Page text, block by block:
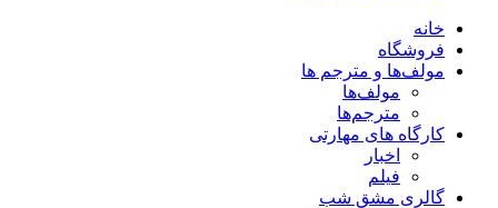
خانه
فروشگاه
مولف‌ها و مترجم ها
مولف‌ها
مترجم‌ها
کارگاه های مهارتی
اخبار
فیلم
گالری مشق شب